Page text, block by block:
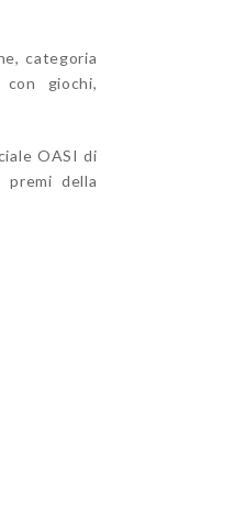
categoria
con giochi,
OASI di
della